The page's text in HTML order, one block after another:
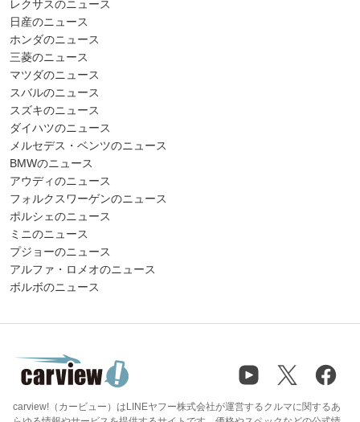
レクサスのニュース
日産のニュース
ホンダのニュース
三菱のニュース
マツダのニュース
スバルのニュース
スズキのニュース
ダイハツのニュース
メルセデス・ベンツのニュース
BMWのニュース
アウディのニュース
フォルクスワーゲンのニュース
ポルシェのニュース
ミニのニュース
プジョーのニュース
アルファ・ロメオのニュース
ボルボのニュース
carview!（カービュー）はLINEヤフー株式会社が運営するクルマに関するあ